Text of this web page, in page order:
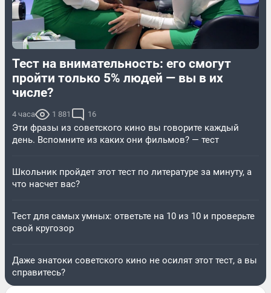
Тест на внимательность: его смогут
пройти только 5% людей — вы в их
числе?
4 часа 1 881 16
Эти фразы из советского кино вы говорите каждый
день. Вспомните из каких они фильмов? — тест
Школьник пройдет этот тест по литературе за минуту, а
что насчет вас?
Тест для самых умных: ответьте на 10 из 10 и проверьте
свой кругозор
Даже знатоки советского кино не осилят этот тест, а вы
справитесь?